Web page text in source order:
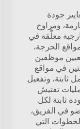
جودة
ومراوح
معلَّقة في
الحرجة،
موظفين
في مواقع
ثابتة، وتفعيل
تفتيش
ثابتة لكل
في الفريق،
التي